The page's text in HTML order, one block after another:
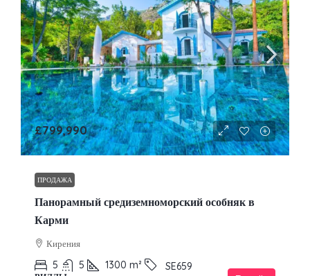
£799,990
ПРОДАЖА
Панорамный средиземноморский особняк в
Карми
Кирения
5 5 1300 m² SE659